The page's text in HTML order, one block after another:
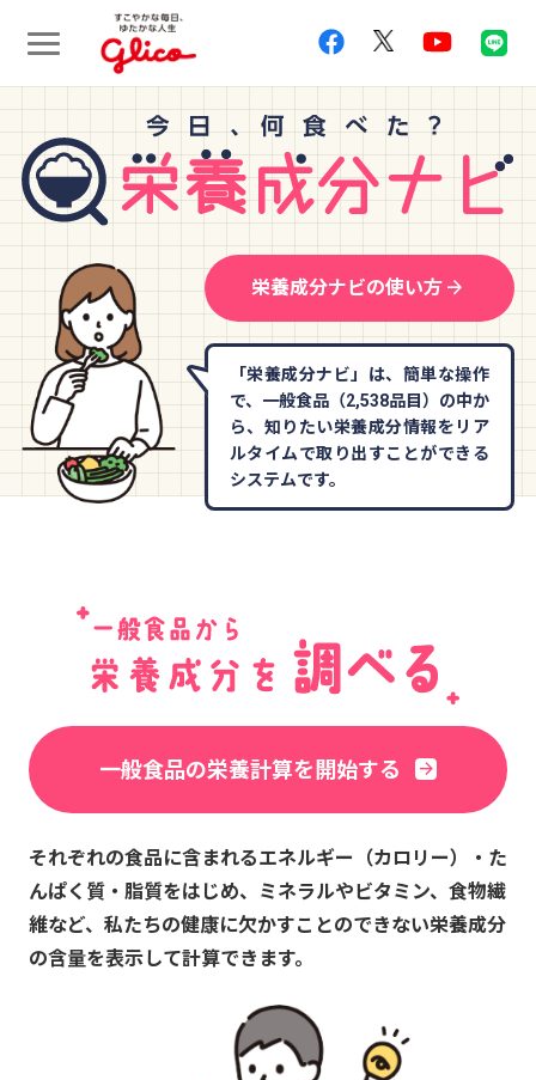
栄養成分ナビの使い方 arrow_forward
「栄養成分ナビ」は、簡単な操作
で、一般食品（2,538品目）の中か
ら、知りたい栄養成分情報をリア
ルタイムで取り出すことができる
システムです。
一般食品の栄養計算を開始する arrow_forward
それぞれの食品に含まれるエネルギー（カロリー）・た
んぱく質・脂質をはじめ、ミネラルやビタミン、食物繊
維など、私たちの健康に欠かすことのできない栄養成分
の含量を表示して計算できます。